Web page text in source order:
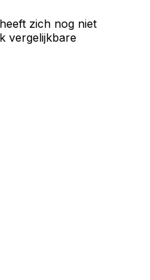
zich nog niet
vergelijkbare